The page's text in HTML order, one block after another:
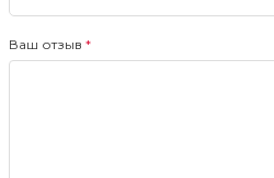
Ваш отзыв